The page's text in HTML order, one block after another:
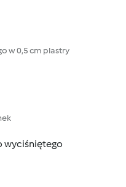
w 0,5 cm plastry
wyciśniętego